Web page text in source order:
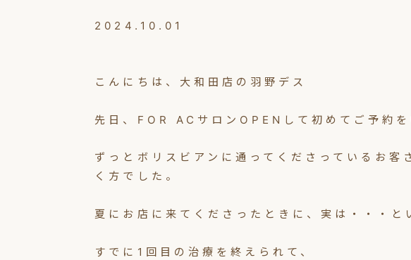
2024.10.01
こんにちは、大和田店の羽野デス
先日、FOR ACサロンOPENして初めてご予約を
ずっとボリスビアンに通ってくださっているお
く方でした。
夏にお店に来てくださったときに、実は・・・と
すでに1回目の治療を終えられて、